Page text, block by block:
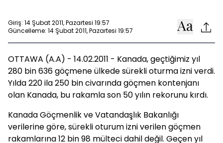
Giriş: 14 Şubat 2011, Pazartesi 19:57
Güncelleme: 14 Şubat 2011, Pazartesi 19:57
OTTAWA (A.A) - 14.02.2011 - Kanada, geçtiğimiz yıl
280 bin 636 göçmene ülkede sürekli oturma izni verdi.
Yılda 220 ila 250 bin civarında göçmen kontenjanı
olan Kanada, bu rakamla son 50 yılın rekorunu kırdı.
Kanada Göçmenlik ve Vatandaşlık Bakanlığı
verilerine göre, sürekli oturum izni verilen göçmen
rakamlarına 12 bin 98 mülteci dahil değil. Geçen yıl